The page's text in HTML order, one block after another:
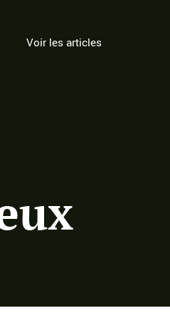
Voir les articles